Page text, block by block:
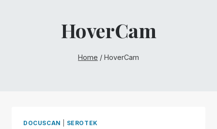
HoverCam
Home / HoverCam
DOCUSCAN SEROTEK